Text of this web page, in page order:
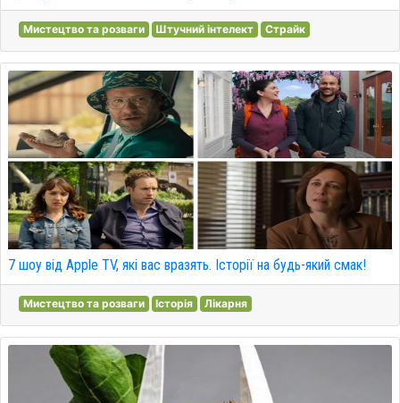
Мистецтво та розваги Штучний інтелект Страйк
7 шоу від Apple TV, які вас вразять. Історії на будь-який смак!
Мистецтво та розваги Історія Лікарня